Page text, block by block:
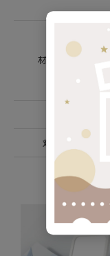
材質 / 素材
対象年齢